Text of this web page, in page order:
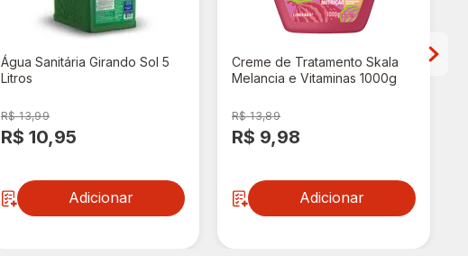
Água Sanitária Girando Sol 5
Litros
R$ 13,99
R$ 10,95
Adicionar
Creme de Tratamento Skala
Melancia e Vitaminas 1000g
R$ 13,89
R$ 9,98
Adicionar